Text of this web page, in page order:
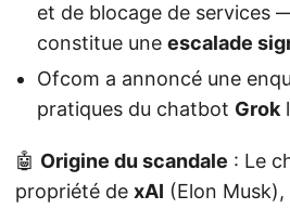
et de blocage de services
constitue une escalade
Ofcom a annoncé une
pratiques du chatbot Grok
🤖 Origine du scandale : Le
propriété de xAI (Elon